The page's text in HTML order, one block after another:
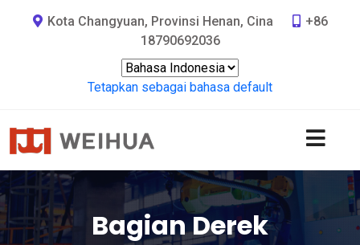
Kota Changyuan, Provinsi Henan, Cina
+86
18790692036
Tetapkan sebagai bahasa default
Bagian Derek